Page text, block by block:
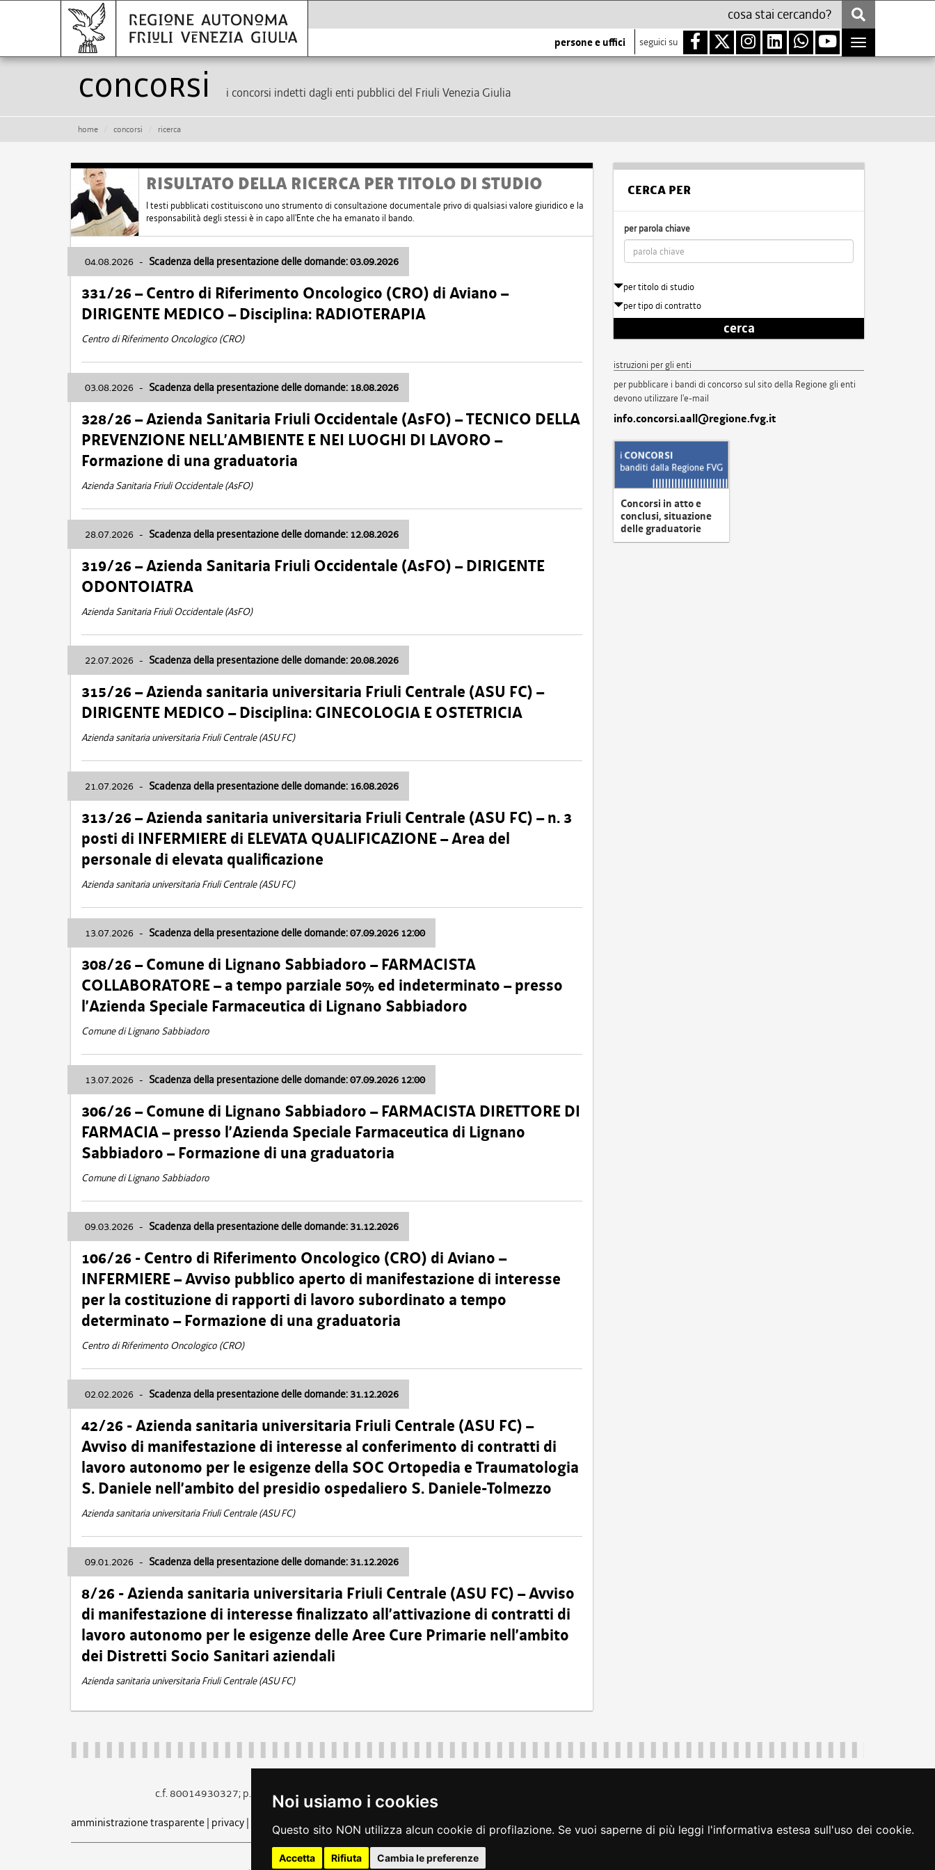
Noi usiamo i cookies
Questo sito NON utilizza alcun cookie di profilazione. Se vuoi saperne di più leggi l'informativa estesa sull'uso dei cookie.
Accetta Rifiuta Cambia le preferenze
persone e uffici seguici su
Toggle
navigation
Concorsi i concorsi indetti dagli enti pubblici del Friuli Venezia Giulia
home concorsi ricerca
RISULTATO DELLA RICERCA PER TITOLO DI STUDIO
I testi pubblicati costituiscono uno strumento di consultazione documentale privo di qualsiasi valore giuridico e la
responsabilità degli stessi è in capo all'Ente che ha emanato il bando.
04.08.2026 - Scadenza della presentazione delle domande: 03.09.2026
331/26 – Centro di Riferimento Oncologico (CRO) di Aviano –
DIRIGENTE MEDICO – Disciplina: RADIOTERAPIA
Centro di Riferimento Oncologico (CRO)
03.08.2026 - Scadenza della presentazione delle domande: 18.08.2026
328/26 – Azienda Sanitaria Friuli Occidentale (AsFO) – TECNICO DELLA
PREVENZIONE NELL’AMBIENTE E NEI LUOGHI DI LAVORO –
Formazione di una graduatoria
Azienda Sanitaria Friuli Occidentale (AsFO)
28.07.2026 - Scadenza della presentazione delle domande: 12.08.2026
319/26 – Azienda Sanitaria Friuli Occidentale (AsFO) – DIRIGENTE
ODONTOIATRA
Azienda Sanitaria Friuli Occidentale (AsFO)
22.07.2026 - Scadenza della presentazione delle domande: 20.08.2026
315/26 – Azienda sanitaria universitaria Friuli Centrale (ASU FC) –
DIRIGENTE MEDICO – Disciplina: GINECOLOGIA E OSTETRICIA
Azienda sanitaria universitaria Friuli Centrale (ASU FC)
21.07.2026 - Scadenza della presentazione delle domande: 16.08.2026
313/26 – Azienda sanitaria universitaria Friuli Centrale (ASU FC) – n. 3
posti di INFERMIERE di ELEVATA QUALIFICAZIONE – Area del
personale di elevata qualificazione
Azienda sanitaria universitaria Friuli Centrale (ASU FC)
13.07.2026 - Scadenza della presentazione delle domande: 07.09.2026 12:00
308/26 – Comune di Lignano Sabbiadoro – FARMACISTA
COLLABORATORE – a tempo parziale 50% ed indeterminato – presso
l’Azienda Speciale Farmaceutica di Lignano Sabbiadoro
Comune di Lignano Sabbiadoro
13.07.2026 - Scadenza della presentazione delle domande: 07.09.2026 12:00
306/26 – Comune di Lignano Sabbiadoro – FARMACISTA DIRETTORE DI
FARMACIA – presso l’Azienda Speciale Farmaceutica di Lignano
Sabbiadoro – Formazione di una graduatoria
Comune di Lignano Sabbiadoro
09.03.2026 - Scadenza della presentazione delle domande: 31.12.2026
106/26 - Centro di Riferimento Oncologico (CRO) di Aviano –
INFERMIERE – Avviso pubblico aperto di manifestazione di interesse
per la costituzione di rapporti di lavoro subordinato a tempo
determinato – Formazione di una graduatoria
Centro di Riferimento Oncologico (CRO)
02.02.2026 - Scadenza della presentazione delle domande: 31.12.2026
42/26 - Azienda sanitaria universitaria Friuli Centrale (ASU FC) –
Avviso di manifestazione di interesse al conferimento di contratti di
lavoro autonomo per le esigenze della SOC Ortopedia e Traumatologia
S. Daniele nell’ambito del presidio ospedaliero S. Daniele-Tolmezzo
Azienda sanitaria universitaria Friuli Centrale (ASU FC)
09.01.2026 - Scadenza della presentazione delle domande: 31.12.2026
8/26 - Azienda sanitaria universitaria Friuli Centrale (ASU FC) – Avviso
di manifestazione di interesse finalizzato all’attivazione di contratti di
lavoro autonomo per le esigenze delle Aree Cure Primarie nell’ambito
dei Distretti Socio Sanitari aziendali
Azienda sanitaria universitaria Friuli Centrale (ASU FC)
CERCA PER
per parola chiave
per titolo di studio
per tipo di contratto
cerca
istruzioni per gli enti
per pubblicare i bandi di concorso sul sito della Regione gli enti
devono utilizzare l'e-mail
info.concorsi.aall@regione.fvg.it
Concorsi in atto e
conclusi, situazione
delle graduatorie
c.f. 80014930327; p.iva 00526040324
piazza Unità d'Italia 1 Trieste
amministrazione trasparente| privacy| cookie note legali | accessibilità rss dichiarazione di accessibilità feedback cambio preferenze cookie loginFVG